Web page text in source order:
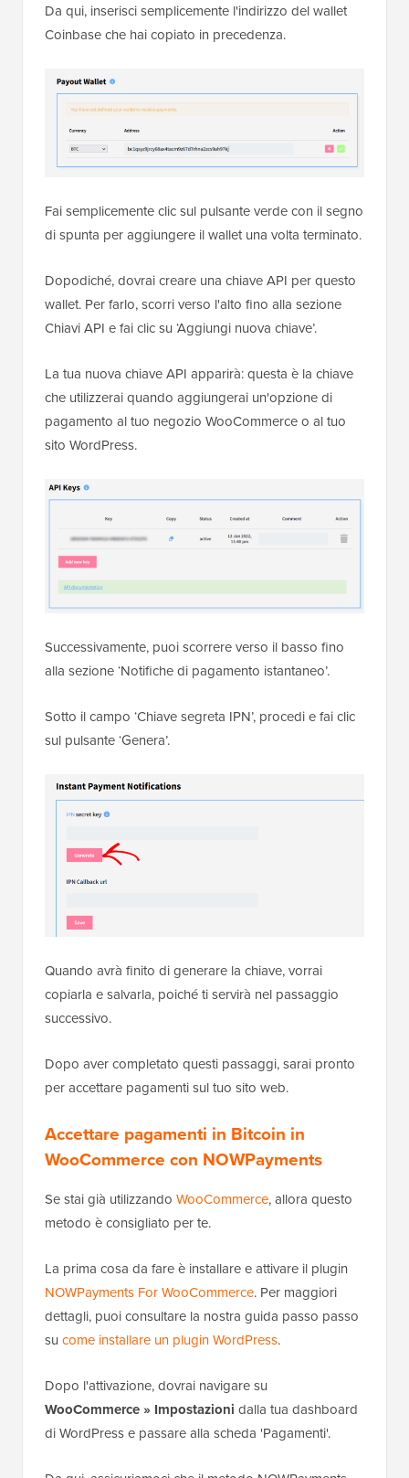
Da qui, inserisci semplicemente l'indirizzo del wallet
Coinbase che hai copiato in precedenza.
Fai semplicemente clic sul pulsante verde con il segno
di spunta per aggiungere il wallet una volta terminato.
Dopodiché, dovrai creare una chiave API per questo
wallet. Per farlo, scorri verso l'alto fino alla sezione
Chiavi API e fai clic su ‘Aggiungi nuova chiave’.
La tua nuova chiave API apparirà: questa è la chiave
che utilizzerai quando aggiungerai un'opzione di
pagamento al tuo negozio WooCommerce o al tuo
sito WordPress.
Successivamente, puoi scorrere verso il basso fino
alla sezione ‘Notifiche di pagamento istantaneo’.
Sotto il campo ‘Chiave segreta IPN’, procedi e fai clic
sul pulsante ‘Genera’.
Quando avrà finito di generare la chiave, vorrai
copiarla e salvarla, poiché ti servirà nel passaggio
successivo.
Dopo aver completato questi passaggi, sarai pronto
per accettare pagamenti sul tuo sito web.
Accettare pagamenti in Bitcoin in
WooCommerce con NOWPayments
Se stai già utilizzando WooCommerce, allora questo
metodo è consigliato per te.
La prima cosa da fare è installare e attivare il plugin
NOWPayments For WooCommerce. Per maggiori
dettagli, puoi consultare la nostra guida passo passo
su come installare un plugin WordPress.
Dopo l'attivazione, dovrai navigare su
WooCommerce » Impostazioni dalla tua dashboard
di WordPress e passare alla scheda 'Pagamenti'.